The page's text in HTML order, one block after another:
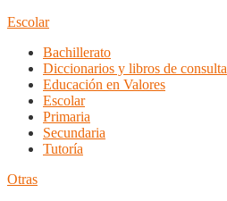
Escolar
Bachillerato
Diccionarios y libros de consulta
Educación en Valores
Escolar
Primaria
Secundaria
Tutoría
Otras